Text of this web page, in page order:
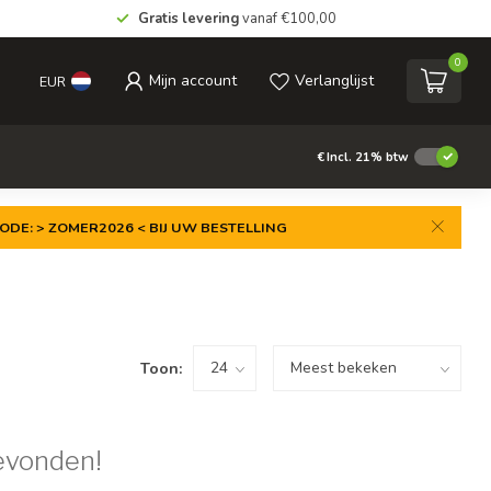
Gratis leveringvanaf €100,00
EUR Mijn account Verlanglijst
0
€Incl. 21% btw
> ZOMER2026 < BIJ UW BESTELLING
Toon: